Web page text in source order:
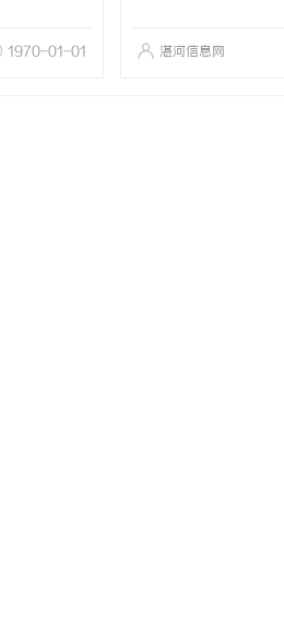
1970-01-01 湛河信息网